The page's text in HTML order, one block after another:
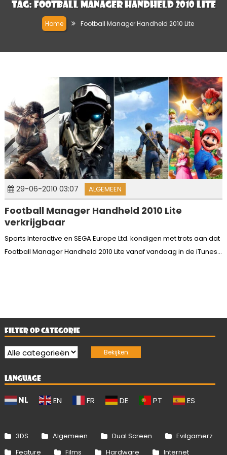
Tag: Football Manager Handheld 2010 Lite
Home Football Manager Handheld 2010 Lite
29-06-2010 03:07 ALGEMEEN
Football Manager Handheld 2010 Lite
verkrijgbaar
Sports Interactive en SEGA Europe Ltd. kondigen met trots aan dat
Football Manager Handheld 2010 Lite vanaf vandaag in de iTunes...
FILTER OP CATEGORIE
LANGUAGE
NL EN FR DE PT ES
3DS Algemeen Dual Screen
Evilgamerz
Feature
Films Hardware Internet